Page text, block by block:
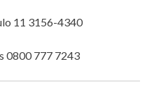
11 3156-4340
0800 777 7243